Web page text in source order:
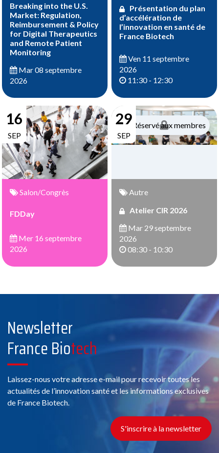
Breaking into the U.S.
Market: Regulation,
Reimbursement & Policy
for Digital Therapeutics
and Remote Patient
Monitoring
Mar 08 septembre
2026
Présentation du plan
d’accélération de
l’innovation en santé de
France Biotech
Ven 11 septembre
2026
11:30 - 12:30
16
SEP
Salon/Congrès
FDDay
Mer 16 septembre
2026
29
SEP
Réservé aux membres
Autre
Atelier CIR 2026
Mar 29 septembre
2026
08:30 - 10:30
Newsletter
France Biotech
Laissez-nous votre adresse e-mail pour recevoir toutes les
actualités de l’innovation santé et les informations exclusives
de France Biotech.
S'inscrire à la newsletter